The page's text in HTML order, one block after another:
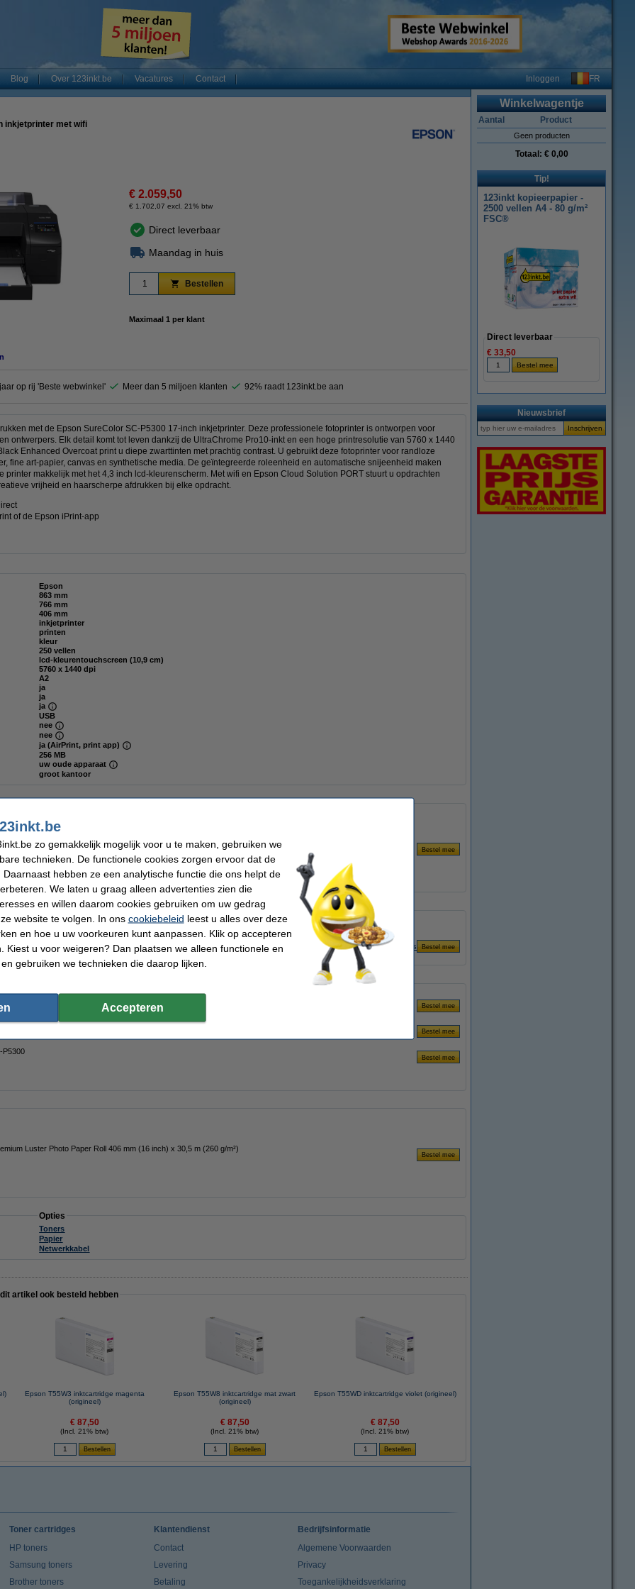
Blog Over 123inkt.be Vacatures Contact Inloggen FR
inkjetprinter met wifi
€ 2.059,50
€ 1.702,07 excl. 21% btw
Direct leverbaar
Maandag in huis
Bestellen
Maximaal 1 per klant
op rij 'Beste webwinkel' Meer dan 5 miljoen klanten 92% raadt 123inkt.be aan
met de Epson SureColor SC-P5300 17-inch inkjetprinter. Deze professionele fotoprinter is ontworpen voor
ontwerpers. Elk detail komt tot leven dankzij de UltraChrome Pro10-inkt en een hoge printresolutie van 5760 x 1440
Enhanced Overcoat print u diepe zwarttinten met prachtig contrast. U gebruikt deze fotoprinter voor randloze
fine art-papier, canvas en synthetische media. De geïntegreerde roleenheid en automatische snijeenheid maken
printer makkelijk met het 4,3 inch lcd-kleurenscherm. Met wifi en Epson Cloud Solution PORT stuurt u opdrachten
vrijheid en haarscherpe afdrukken bij elke opdracht.
of de Epson iPrint-app
Epson
863 mm
766 mm
406 mm
inkjetprinter
printen
kleur
250 vellen
lcd-kleurentouchscreen (10,9 cm)
5760 x 1440 dpi
A2
ja
ja
ja
USB
nee
nee
ja (AirPrint, print app)
256 MB
uw oude apparaat
groot kantoor
mat zwart (origineel)
Andere lengtes
P5300Meest gekozen!
P5300
Luster Photo Paper Roll 406 mm (16 inch) x 30,5 m (260 g/m²)
Opties
Toners
Papier
Netwerkkabel
artikel ook besteld hebben
Epson T55W3 inktcartridge magenta
(origineel)
€ 87,50
(Incl. 21% btw)
Epson T55W8 inktcartridge mat zwart
(origineel)
€ 87,50
(Incl. 21% btw)
Epson T55WD inktcartridge violet (origineel)
€ 87,50
(Incl. 21% btw)
Winkelwagentje
Aantal Product
Geen producten
Totaal: € 0,00
Tip!
123inkt kopieerpapier -
2500 vellen A4 - 80 g/m²
FSC®
Direct leverbaar
€ 33,50
Nieuwsbrief
Toner cartridges
HP toners
Samsung toners
Brother toners
Klantendienst
Contact
Levering
Betaling
Bedrijfsinformatie
Algemene Voorwaarden
Privacy
Toegankelijkheidsverklaring
zo gemakkelijk mogelijk voor u te maken, gebruiken we
technieken. De functionele cookies zorgen ervoor dat de
hebben ze een analytische functie die ons helpt de
We laten u graag alleen advertenties zien die
en willen daarom cookies gebruiken om uw gedrag
website te volgen. In ons cookiebeleid leest u alles over deze
en hoe u uw voorkeuren kunt aanpassen. Klik op accepteren
Kiest u voor weigeren? Dan plaatsen we alleen functionele en
gebruiken we technieken die daarop lijken.
Accepteren